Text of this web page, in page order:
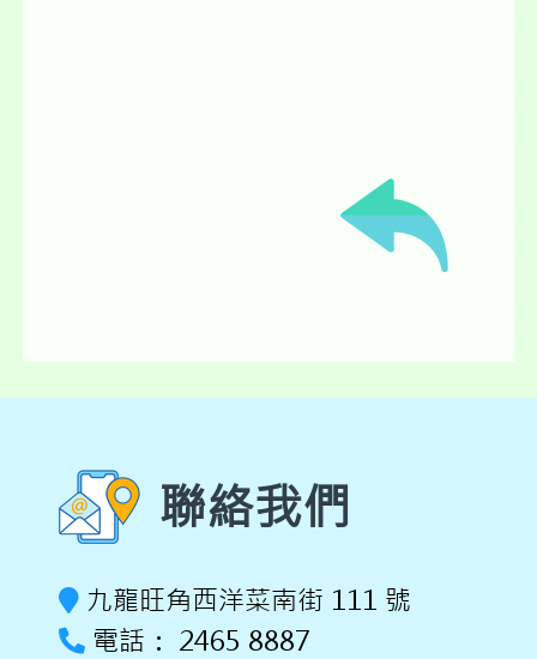
聯絡我們
九龍旺角西洋菜南街 111 號
電話： 2465 8887